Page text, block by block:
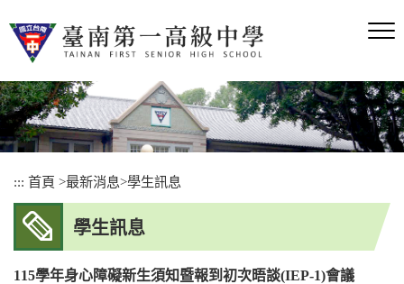
到
內
容
區
塊
::: 首頁 >最新消息>學生訊息
學生訊息
115學年身心障礙新生須知暨報到初次晤談(IEP-1)會議